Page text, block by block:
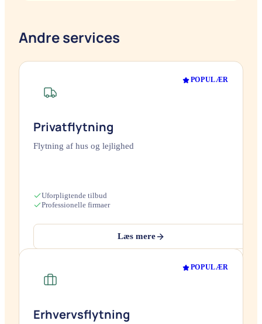
Andre services
POPULÆR
Privatflytning
Flytning af hus og lejlighed
Uforpligtende tilbud
Professionelle firmaer
Læs mere
POPULÆR
Erhvervsflytning